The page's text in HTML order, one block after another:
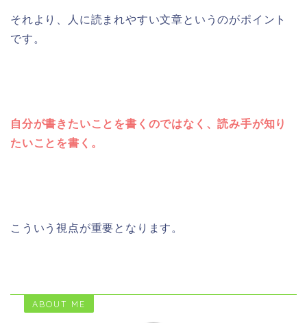
それより、人に読まれやすい文章というのがポイント
です。
自分が書きたいことを書くのではなく、読み手が知り
たいことを書く。
こういう視点が重要となります。
ABOUT ME